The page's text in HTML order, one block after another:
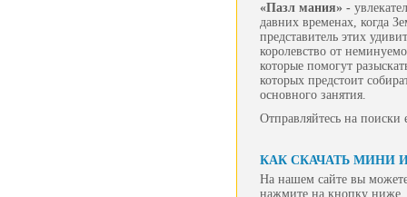
«Пазл мания» -
давних временах, когда
представитель этих
королевство от
которые помогут
которых предстоит
основного занятия.
Отправляйтесь на поиски
КАК СКАЧАТЬ МИНИ
На нашем сайте вы
нажмите на кнопку ниже,